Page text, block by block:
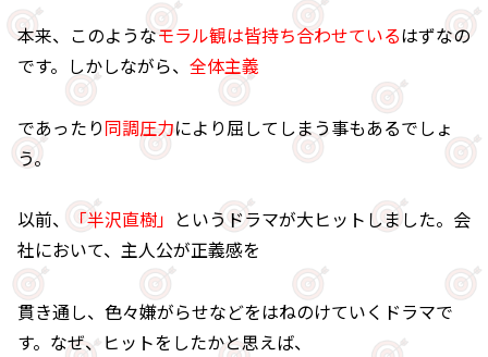
本来、このようなモラル観は皆持ち合わせているはずなの
です。しかしながら、 全体主義
であったり同調圧力により屈してしまう事もあるでしょ
う。
以前、 「半沢直樹」 というドラマが大ヒットしました。会
社において、主人公が正義感を
貫き通し、色々嫌がらせなどをはねのけていくドラマで
す。なぜ、ヒットをしたかと思えば、